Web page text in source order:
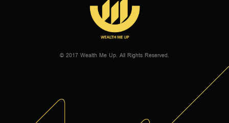
© 2017 Wealth Me Up. All Rights Reserved.